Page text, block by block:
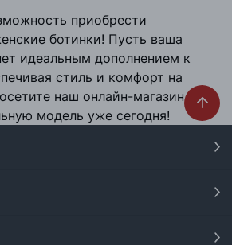
приобрести
ботинки! Пусть ваша
идеальным дополнением к
стиль и комфорт на
наш онлайн-магазин и
модель уже сегодня!